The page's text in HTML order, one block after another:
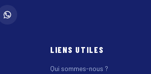
LIENS UTILES
Qui sommes-nous ?